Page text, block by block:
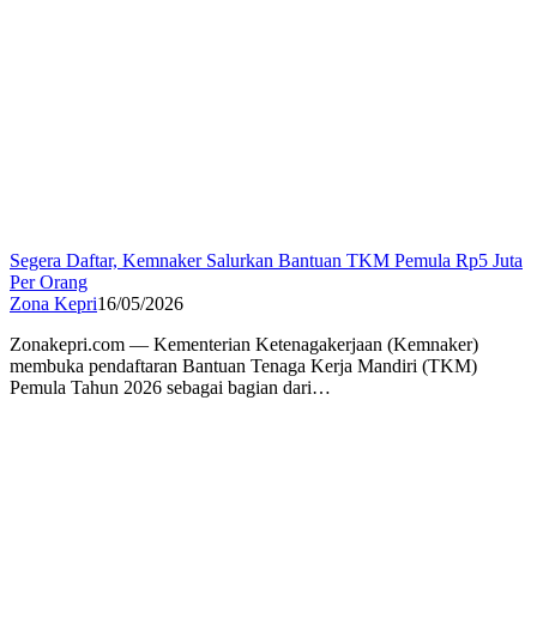
Segera Daftar, Kemnaker Salurkan Bantuan TKM Pemula Rp5 Juta
Per Orang
Zona Kepri16/05/2026
Zonakepri.com — Kementerian Ketenagakerjaan (Kemnaker)
membuka pendaftaran Bantuan Tenaga Kerja Mandiri (TKM)
Pemula Tahun 2026 sebagai bagian dari…